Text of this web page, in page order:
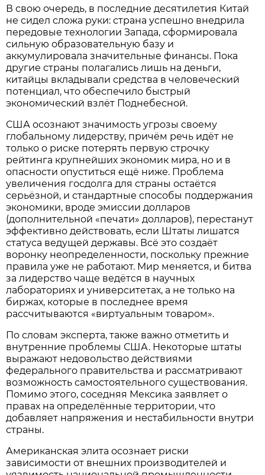
В свою очередь, в последние десятилетия Китай
не сидел сложа руки: страна успешно внедрила
передовые технологии Запада, сформировала
сильную образовательную базу и
аккумулировала значительные финансы. Пока
другие страны полагались лишь на деньги,
китайцы вкладывали средства в человеческий
потенциал, что обеспечило быстрый
экономический взлёт Поднебесной.
США осознают значимость угрозы своему
глобальному лидерству, причём речь идёт не
только о риске потерять первую строчку
рейтинга крупнейших экономик мира, но и в
опасности опуститься ещё ниже. Проблема
увеличения госдолга для страны остаётся
серьёзной, и стандартные способы поддержания
экономики, вроде эмиссии долларов
(дополнительной «печати» долларов), перестанут
эффективно действовать, если Штаты лишатся
статуса ведущей державы. Всё это создаёт
воронку неопределенности, поскольку прежние
правила уже не работают. Мир меняется, и битва
за лидерство чаще ведётся в научных
лабораториях и университетах, а не только на
биржах, которые в последнее время
рассчитываются «виртуальным товаром».
По словам эксперта, также важно отметить и
внутренние проблемы США. Некоторые штаты
выражают недовольство действиями
федерального правительства и рассматривают
возможность самостоятельного существования.
Помимо этого, соседняя Мексика заявляет о
правах на определённые территории, что
добавляет напряжения и нестабильности внутри
страны.
Американская элита осознает риски
зависимости от внешних производителей и